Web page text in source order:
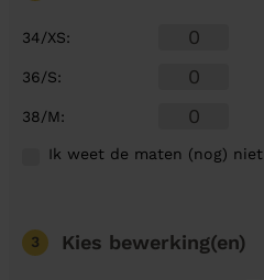
34/XS:
36/S:
38/M:
Ik weet de maten (nog) niet
3 Kies bewerking(en)